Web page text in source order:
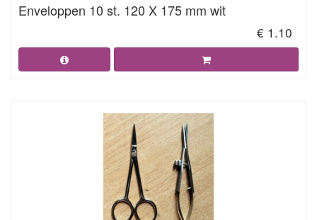
Enveloppen 10 st. 120 X 175 mm wit
€ 1.10